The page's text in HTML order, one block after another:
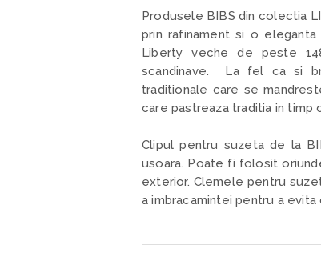
Produsele BIBS din colectia
prin rafinament si o
Liberty veche de peste
scandinave. La fel ca si
traditionale care se
care pastreaza traditia in timp
Clipul pentru suzeta de la
usoara. Poate fi folosit
exterior. Clemele pentru
a imbracamintei pentru a